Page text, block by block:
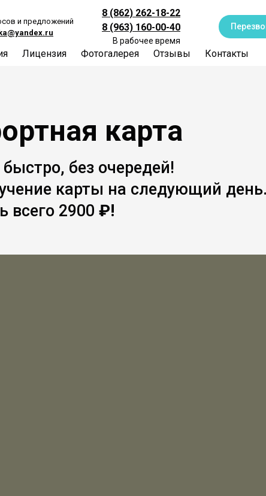
и предложений
8 (862) 262-18-22
8 (963) 160-00-40
В рабочее время
Лицензия Фотогалерея Отзывы Контакты
карта
без очередей!
карты на следующий день.
всего 2900 ₽!